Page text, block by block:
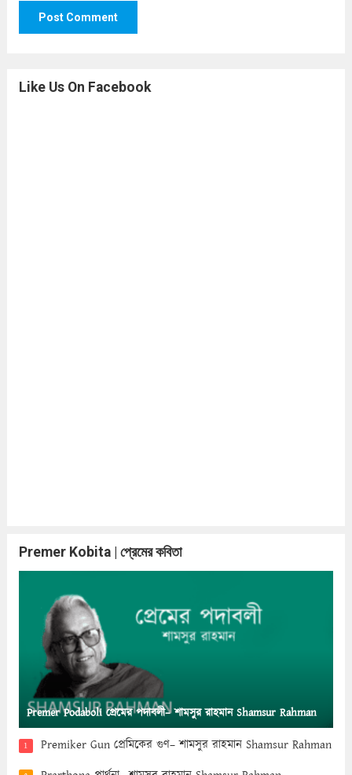
Like Us On Facebook
Premer Kobita | প্রেমের কবিতা
Premer Podaboli প্রেমের পদাবলী– শামসুর রাহমান Shamsur Rahman
1 Premiker Gun প্রেমিকের গুণ– শামসুর রাহমান Shamsur Rahman